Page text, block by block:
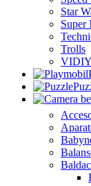
Star
Super
Trolls